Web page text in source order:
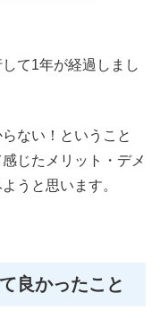
て1年が経過しまし
ない！ということ
じたメリット・デメ
うと思います。
良かったこと